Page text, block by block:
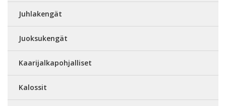
Juhlakengät
Juoksukengät
Kaarijalkapohjalliset
Kalossit